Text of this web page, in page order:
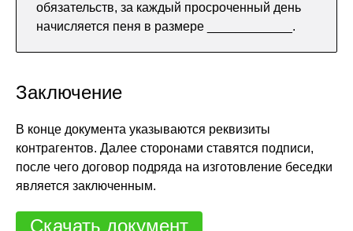
обязательств, за каждый просроченный день
начисляется пеня в размере ____________.
Заключение
В конце документа указываются реквизиты
контрагентов. Далее сторонами ставятся подписи,
после чего договор подряда на изготовление беседки
является заключенным.
Скачать документ